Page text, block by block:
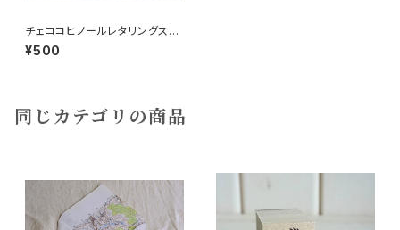
チェココヒノールレタリングスケ
ール新品
¥500
同じカテゴリの商品